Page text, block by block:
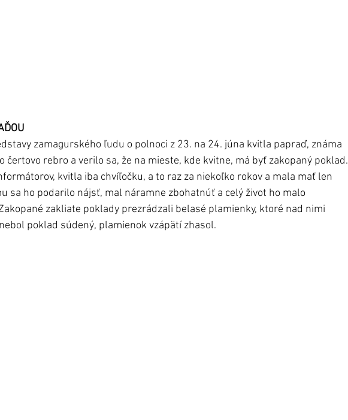
zamagurského ľudu o polnoci z 23. na 24. júna kvitla papraď, známa
čertovo rebro a verilo sa, že na mieste, kde kvitne, má byť zakopaný poklad.
kvitla iba chvíľočku, a to raz za niekoľko rokov a mala mať len
sa ho podarilo nájsť, mal náramne zbohatnúť a celý život ho malo
zakliate poklady prezrádzali belasé plamienky, ktoré nad nimi
poklad súdený, plamienok vzápätí zhasol.